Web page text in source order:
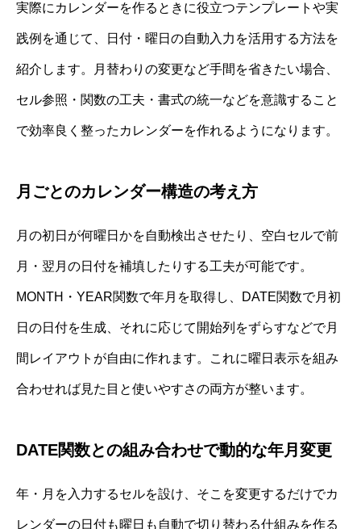
実際にカレンダーを作るときに役立つテンプレートや実
践例を通じて、日付・曜日の自動入力を活用する方法を
紹介します。月替わりの変更など手間を省きたい場合、
セル参照・関数の工夫・書式の統一などを意識すること
で効率良く整ったカレンダーを作れるようになります。
月ごとのカレンダー構造の考え方
月の初日が何曜日かを自動検出させたり、空白セルで前
月・翌月の日付を補填したりする工夫が可能です。
MONTH・YEAR関数で年月を取得し、DATE関数で月初
日の日付を生成、それに応じて開始列をずらすなどで月
間レイアウトが自由に作れます。これに曜日表示を組み
合わせれば見た目と使いやすさの両方が整います。
DATE関数との組み合わせで動的な年月変更
年・月を入力するセルを設け、そこを変更するだけでカ
レンダーの日付も曜日も自動で切り替わる仕組みを作る